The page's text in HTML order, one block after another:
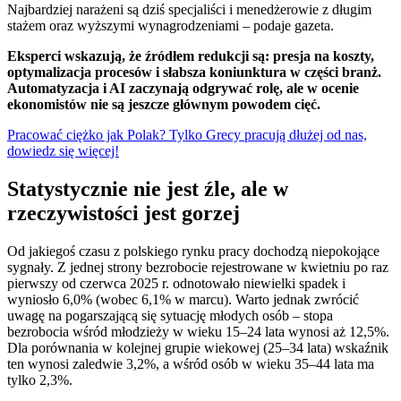
Najbardziej narażeni są dziś specjaliści i menedżerowie z długim
stażem oraz wyższymi wynagrodzeniami – podaje gazeta.
Eksperci wskazują, że źródłem redukcji są: presja na koszty,
optymalizacja procesów i słabsza koniunktura w części branż.
Automatyzacja i AI zaczynają odgrywać rolę, ale w ocenie
ekonomistów nie są jeszcze głównym powodem cięć.
Pracować ciężko jak Polak? Tylko Grecy pracują dłużej od nas,
dowiedz się więcej!
Statystycznie nie jest źle, ale w
rzeczywistości jest gorzej
Od jakiegoś czasu z polskiego rynku pracy dochodzą niepokojące
sygnały. Z jednej strony bezrobocie rejestrowane w kwietniu po raz
pierwszy od czerwca 2025 r. odnotowało niewielki spadek i
wyniosło 6,0% (wobec 6,1% w marcu). Warto jednak zwrócić
uwagę na pogarszającą się sytuację młodych osób – stopa
bezrobocia wśród młodzieży w wieku 15–24 lata wynosi aż 12,5%.
Dla porównania w kolejnej grupie wiekowej (25–34 lata) wskaźnik
ten wynosi zaledwie 3,2%, a wśród osób w wieku 35–44 lata ma
tylko 2,3%.